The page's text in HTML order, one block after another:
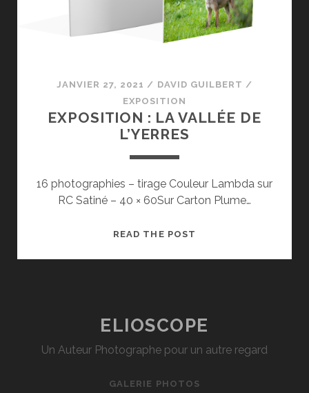
JANVIER 27, 2021 / DAVID GUILBERT /
EXPOSITION
EXPOSITION : LA VALLÉE DE
L’YERRES
16 photographies – tirage Couleur Lambda sur
RC Satiné – 40 × 60Sur Carton Plume…
READ THE POST
ELIOSCOPE
Un Auteur Photographe pour un autre regard
GALERIE PHOTOS